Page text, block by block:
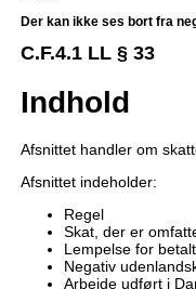
Der kan ikke ses bort fra
C.F.4.1 LL § 33
Indhold
Afsnittet handler om
Afsnittet indeholder:
Regel
Skat, der er
Lempelse for
Negativ
Arbejde udført i